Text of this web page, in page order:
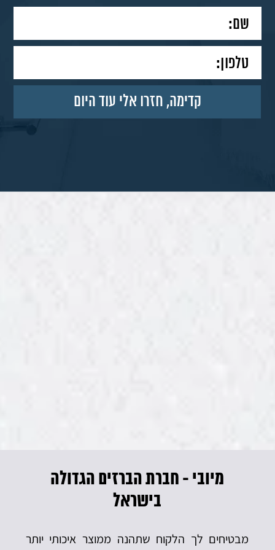
- חברת הברזים הגדולה
הלקוח שתהנה ממוצר איכותי יותר
העיצוב